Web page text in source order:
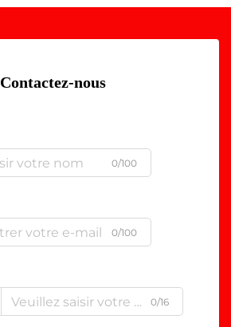
Contactez-nous
0/100
0/100
0/16